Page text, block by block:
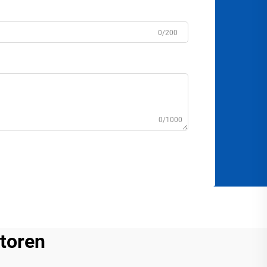
0/200
0/1000